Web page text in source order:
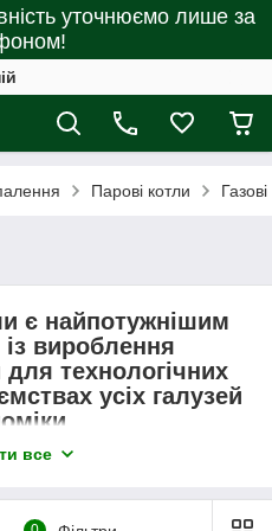
уточнюємо лише за
Парові котли
є найпотужнішим
вироблення
технологічних
усіх галузей
Ці ж агрегати
все